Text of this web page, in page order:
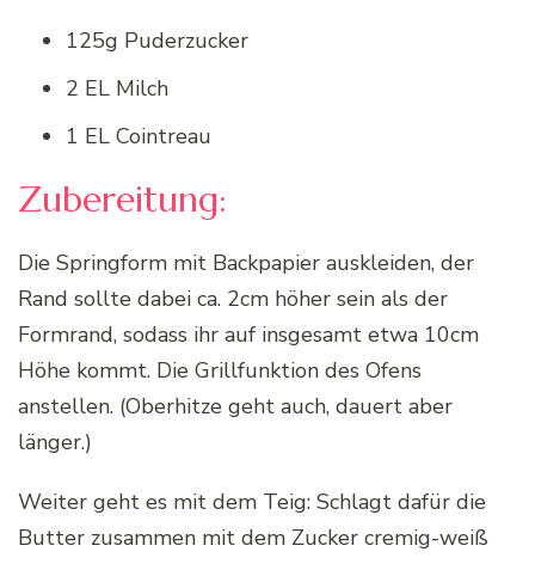
125g Puderzucker
2 EL Milch
1 EL Cointreau
Zubereitung:
Die Springform mit Backpapier auskleiden, der
Rand sollte dabei ca. 2cm höher sein als der
Formrand, sodass ihr auf insgesamt etwa 10cm
Höhe kommt. Die Grillfunktion des Ofens
anstellen. (Oberhitze geht auch, dauert aber
länger.)
Weiter geht es mit dem Teig: Schlagt dafür die
Butter zusammen mit dem Zucker cremig-weiß